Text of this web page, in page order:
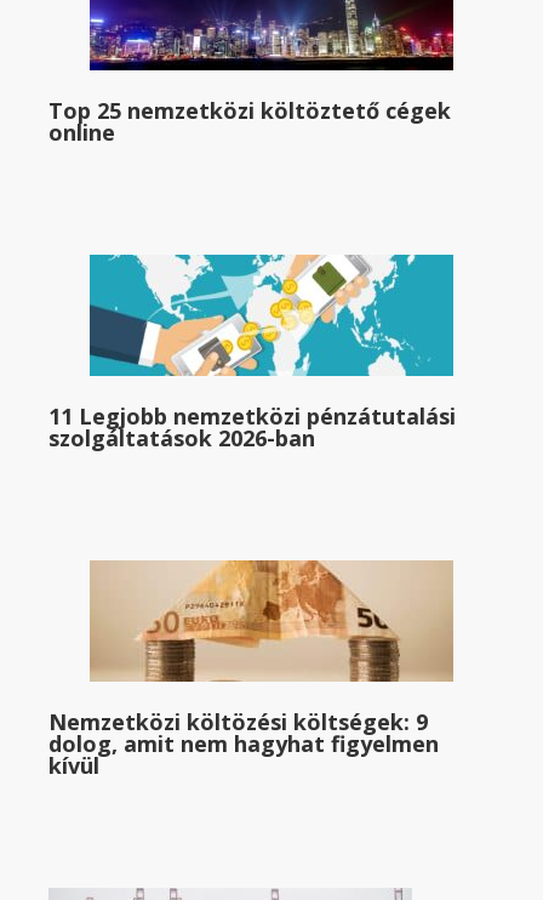
Top 25 nemzetközi költöztető cégek
online
11 Legjobb nemzetközi pénzátutalási
szolgáltatások 2026-ban
Nemzetközi költözési költségek: 9
dolog, amit nem hagyhat figyelmen
kívül